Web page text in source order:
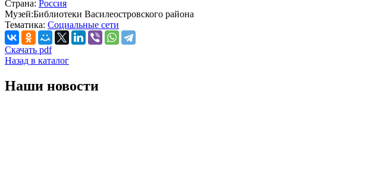
Страна: Россия
Музей:Библиотеки Василеостровского района
Тематика: Социальные сети
Скачать pdf
Назад в каталог
Наши новости